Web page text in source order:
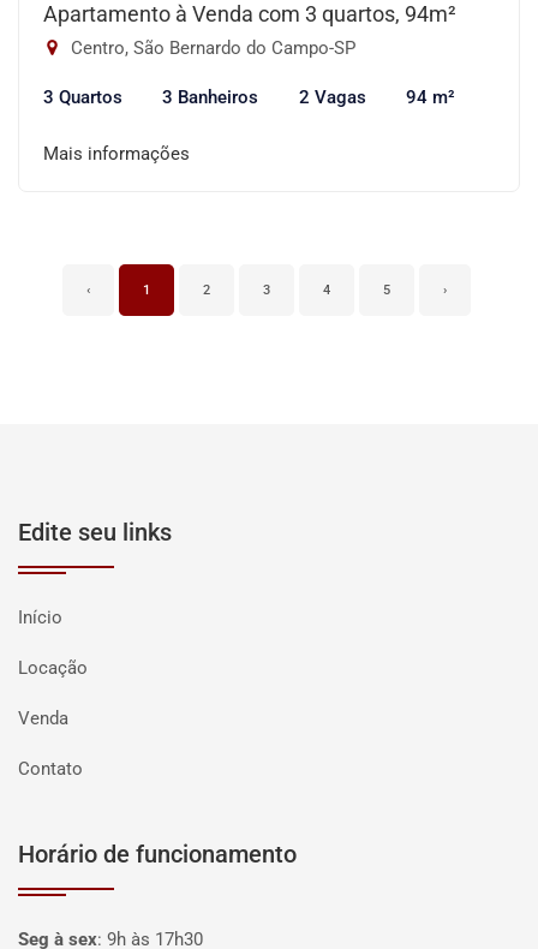
Apartamento à Venda com 3 quartos, 94m²
Centro, São Bernardo do Campo-SP
3 Quartos 3 Banheiros 2 Vagas 94 m²
Mais informações
‹ 1 2 3 4 5 ›
Edite seu links
Início
Locação
Venda
Contato
Horário de funcionamento
Seg à sex: 9h às 17h30